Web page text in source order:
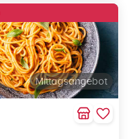
Mittagsangebot